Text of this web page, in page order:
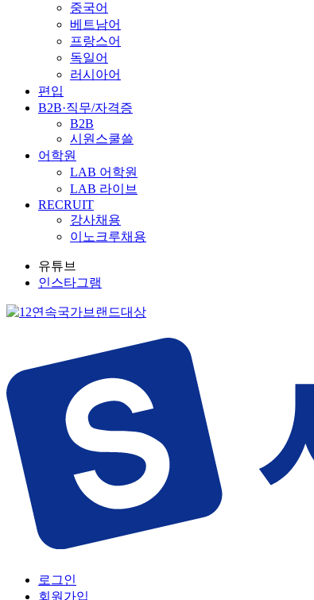
중국어
베트남어
프랑스어
독일어
러시아어
편입
B2B·직무/자격증
B2B
시원스쿨쓸
어학원
LAB 어학원
LAB 라이브
RECRUIT
강사채용
이노크루채용
유튜브
인스타그램
로그인
회원가입